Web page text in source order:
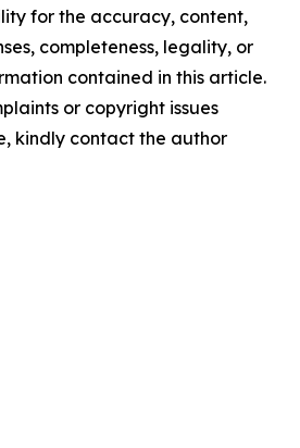
for the accuracy, content,
completeness, legality, or
contained in this article.
or copyright issues
kindly contact the author